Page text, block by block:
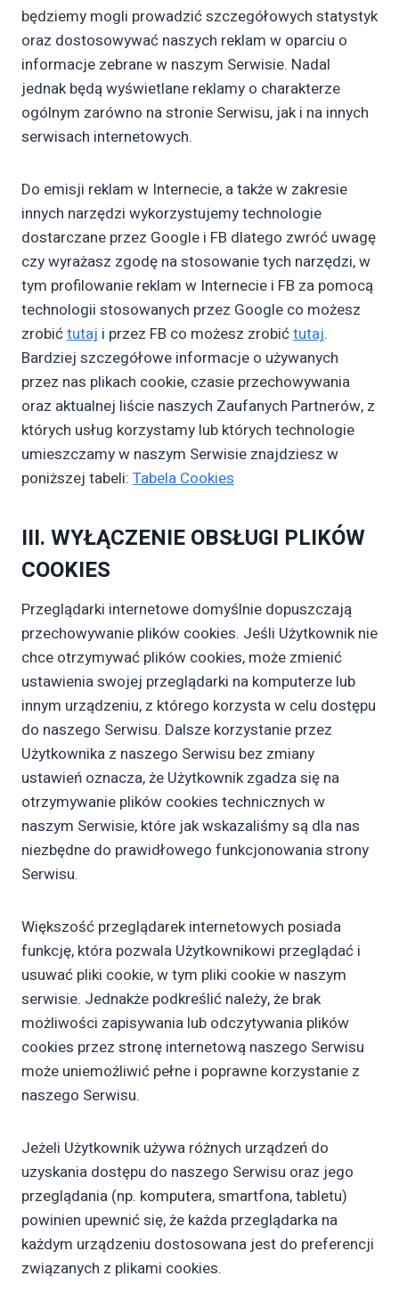
będziemy mogli prowadzić szczegółowych statystyk
oraz dostosowywać naszych reklam w oparciu o
informacje zebrane w naszym Serwisie. Nadal
jednak będą wyświetlane reklamy o charakterze
ogólnym zarówno na stronie Serwisu, jak i na innych
serwisach internetowych.
Do emisji reklam w Internecie, a także w zakresie
innych narzędzi wykorzystujemy technologie
dostarczane przez Google i FB dlatego zwróć uwagę
czy wyrażasz zgodę na stosowanie tych narzędzi, w
tym profilowanie reklam w Internecie i FB za pomocą
technologii stosowanych przez Google co możesz
zrobićtutaj i przez FB co możesz zrobićtutaj.
Bardziej szczegółowe informacje o używanych
przez nas plikach cookie, czasie przechowywania
oraz aktualnej liście naszych Zaufanych Partnerów, z
których usług korzystamy lub których technologie
umieszczamy w naszym Serwisie znajdziesz w
poniższej tabeli: Tabela Cookies
III. WYŁĄCZENIE OBSŁUGI PLIKÓW
COOKIES
Przeglądarki internetowe domyślnie dopuszczają
przechowywanie plików cookies. Jeśli Użytkownik nie
chce otrzymywać plików cookies, może zmienić
ustawienia swojej przeglądarki na komputerze lub
innym urządzeniu, z którego korzysta w celu dostępu
do naszego Serwisu. Dalsze korzystanie przez
Użytkownika z naszego Serwisu bez zmiany
ustawień oznacza, że Użytkownik zgadza się na
otrzymywanie plików cookies technicznych w
naszym Serwisie, które jak wskazaliśmy są dla nas
niezbędne do prawidłowego funkcjonowania strony
Serwisu.
Większość przeglądarek internetowych posiada
funkcję, która pozwala Użytkownikowi przeglądać i
usuwać pliki cookie, w tym pliki cookie w naszym
serwisie. Jednakże podkreślić należy, że brak
możliwości zapisywania lub odczytywania plików
cookies przez stronę internetową naszego Serwisu
może uniemożliwić pełne i poprawne korzystanie z
naszego Serwisu.
Jeżeli Użytkownik używa różnych urządzeń do
uzyskania dostępu do naszego Serwisu oraz jego
przeglądania (np. komputera, smartfona, tabletu)
powinien upewnić się, że każda przeglądarka na
każdym urządzeniu dostosowana jest do preferencji
związanych z plikami cookies.